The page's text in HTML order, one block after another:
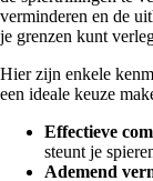
verminderen en de
je grenzen kunt
Hier zijn enkele
een ideale keuze
Effectieve
steunt je
Ademend